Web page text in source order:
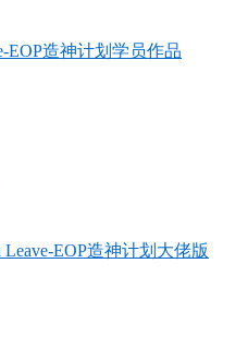
EOP造神计划学员作品
Leave-EOP造神计划大佬版